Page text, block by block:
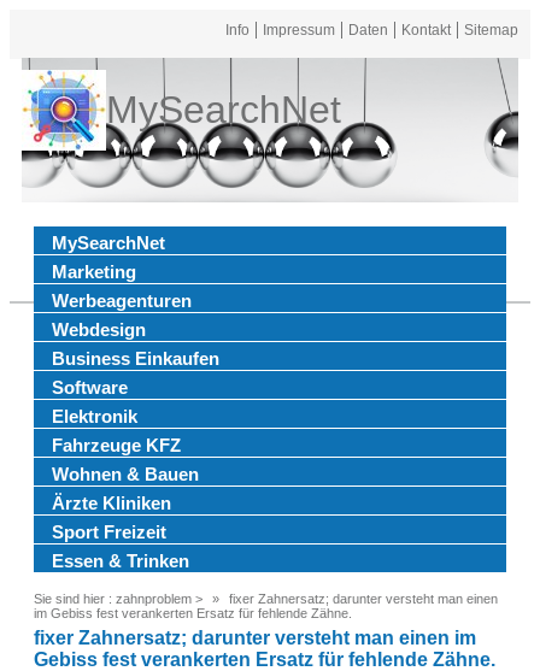
Info Impressum Daten Kontakt Sitemap
MySearchNet
MySearchNet
Marketing
Werbeagenturen
Webdesign
Business Einkaufen
Software
Elektronik
Fahrzeuge KFZ
Wohnen & Bauen
Ärzte Kliniken
Sport Freizeit
Essen & Trinken
Sie sind hier : zahnproblem >
fixer Zahnersatz; darunter versteht man einen
im Gebiss fest verankerten Ersatz für fehlende Zähne.
fixer Zahnersatz; darunter versteht man einen im
Gebiss fest verankerten Ersatz für fehlende Zähne.